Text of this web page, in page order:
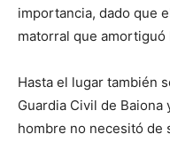
importancia, dado que
matorral que amortiguó
Hasta el lugar también
Guardia Civil de Baiona
hombre no necesitó de